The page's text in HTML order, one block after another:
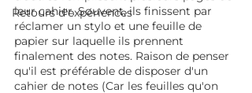
Retours d'expériences
leur cahier. Souvent, ils finissent par
réclamer un stylo et une feuille de
papier sur laquelle ils prennent
finalement des notes. Raison de penser
qu'il est préférable de disposer d'un
cahier de notes (Car les feuilles qu'on